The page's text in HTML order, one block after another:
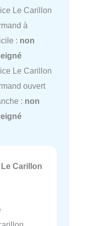
Le Carillon
à
: non
Le Carillon
ouvert
: non
Le Carillon